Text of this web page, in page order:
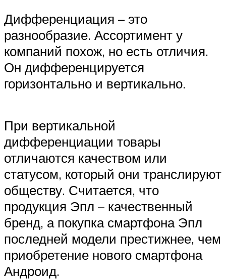
Дифференциация – это
разнообразие. Ассортимент у
компаний похож, но есть отличия.
Он дифференцируется
горизонтально и вертикально.
При вертикальной
дифференциации товары
отличаются качеством или
статусом, который они транслируют
обществу. Считается, что
продукция Эпл – качественный
бренд, а покупка смартфона Эпл
последней модели престижнее, чем
приобретение нового смартфона
Андроид.